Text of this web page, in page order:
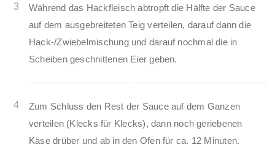
3
Während das Hackfleisch abtropft die Hälfte der Sauce
auf dem ausgebreiteten Teig verteilen, darauf dann die
Hack-/Zwiebelmischung und darauf nochmal die in
Scheiben geschnittenen Eier geben.
4
Zum Schluss den Rest der Sauce auf dem Ganzen
verteilen (Klecks für Klecks), dann noch geriebenen
Käse drüber und ab in den Ofen für ca. 12 Minuten.